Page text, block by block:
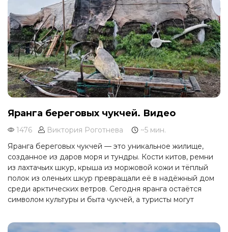
Яранга береговых чукчей. Видео
1476 Виктория Роготнева
~5 мин.
Яранга береговых чукчей — это уникальное жилище,
созданное из даров моря и тундры. Кости китов, ремни
из лахтачьих шкур, крыша из моржовой кожи и тёплый
полок из оленьих шкур превращали её в надёжный дом
среди арктических ветров. Сегодня яранга остаётся
символом культуры и быта чукчей, а туристы могут
традиционного северного жилья.